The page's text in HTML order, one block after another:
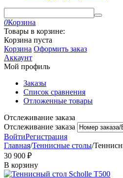
0Корзина
Товары в корзине:
Корзина пуста
Корзина Оформить заказ
Аккаунт
Мой профиль
Заказы
Список сравнения
Отложенные товары
Отслеживание заказа
Отслеживание заказа
ВойтиРегистрация
Главная/Теннисные столы/
30 900 ₽
В корзину